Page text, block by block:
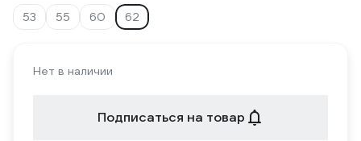
53
55 60 62
Нет в наличии
Подписаться на товар